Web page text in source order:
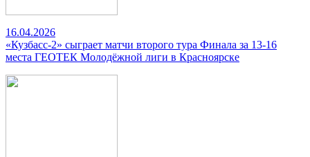
16.04.2026
«Кузбасс-2» сыграет матчи второго тура Финала за 13-16
места ГЕОТЕК Молодёжной лиги в Красноярске